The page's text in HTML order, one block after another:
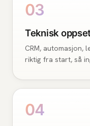
03
Teknisk
CRM, automasjon,
riktig fra start, så
04